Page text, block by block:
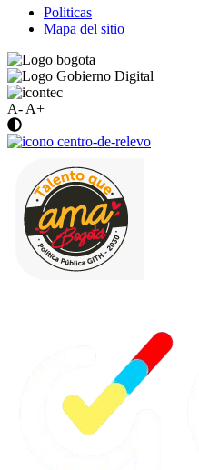
Politicas
Mapa del sitio
A- A+